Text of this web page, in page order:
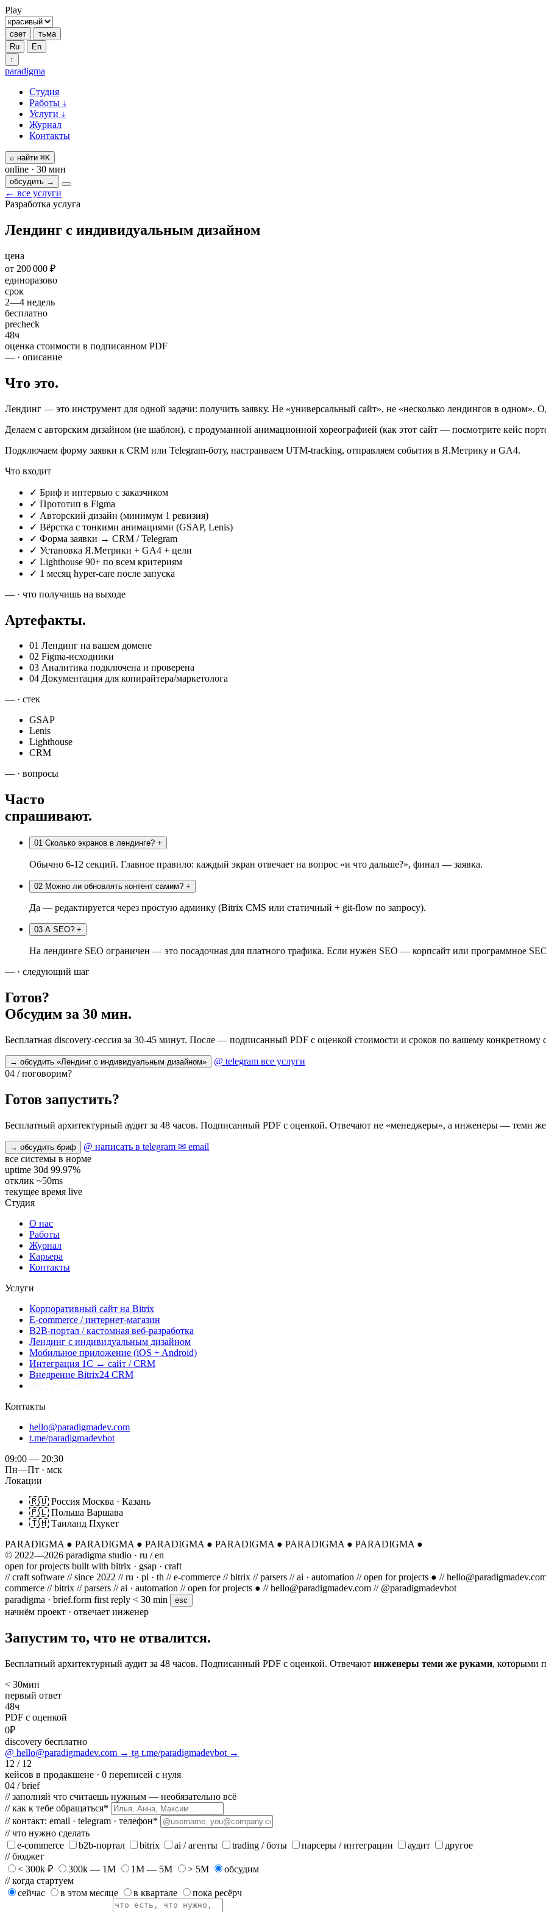
Play
свет
тьма
Ru
En
↑
paradigma
Студия
Работы ↓
Услуги ↓
Журнал
Контакты
⌕ найти ⌘K
online · 30 мин
обсудить →
← все услуги
Разработка услуга
Лендинг с индивидуальным дизайном
цена
от 200 000 ₽
единоразово
срок
2—4 недель
бесплатно
precheck
48ч
оценка стоимости в подписанном PDF
— · описание
Что это.
Лендинг — это инструмент для одной задачи: получить заявку. Не «универсальный сайт», не «несколько лендингов в одном».
Делаем с авторским дизайном (не шаблон), с продуманной анимационной хореографией (как этот сайт — посмотрите кейс
Подключаем форму заявки к CRM или Telegram-боту, настраиваем UTM-tracking, отправляем события в Я.Метрику и GA4.
Что входит
✓ Бриф и интервью с заказчиком
✓ Прототип в Figma
✓ Авторский дизайн (минимум 1 ревизия)
✓ Вёрстка с тонкими анимациями (GSAP, Lenis)
✓ Форма заявки → CRM / Telegram
✓ Установка Я.Метрики + GA4 + цели
✓ Lighthouse 90+ по всем критериям
✓ 1 месяц hyper-care после запуска
— · что получишь на выходе
Артефакты.
01 Лендинг на вашем домене
02 Figma-исходники
03 Аналитика подключена и проверена
04 Документация для копирайтера/маркетолога
— · стек
GSAP
Lenis
Lighthouse
CRM
— · вопросы
Часто
спрашивают.
01 Сколько экранов в лендинге? +
Обычно 6-12 секций. Главное правило: каждый экран отвечает на вопрос «и что дальше?», финал — заявка.
02 Можно ли обновлять контент самим? +
Да — редактируется через простую админку (Bitrix CMS или статичный + git-flow по запросу).
03 А SEO? +
На лендинге SEO ограничен — это посадочная для платного трафика. Если нужен SEO — корпсайт или программное
— · следующий шаг
Готов?
Обсудим за 30 мин.
Бесплатная discovery-сессия за 30-45 минут. После — подписанный PDF с оценкой стоимости и сроков по вашему конкретному
→ обсудить «Лендинг с индивидуальным дизайном» @ telegram все услуги
04 / поговорим?
Готов запустить?
Бесплатный архитектурный аудит за 48 часов. Подписанный PDF с оценкой. Отвечают не «менеджеры», а инженеры — теми
→ обсудить бриф @ написать в telegram ✉ email
все системы в норме
uptime 30d 99.97%
отклик ~50ms
текущее время live
Студия
О нас
Работы
Журнал
Карьера
Контакты
Услуги
Корпоративный сайт на Bitrix
E-commerce / интернет-магазин
B2B-портал / кастомная веб-разработка
Лендинг с индивидуальным дизайном
Мобильное приложение (iOS + Android)
Интеграция 1С ↔ сайт / CRM
Внедрение Bitrix24 CRM
Контакты
hello@paradigmadev.com
t.me/paradigmadevbot
09:00 — 20:30
Пн—Пт · мск
Локации
🇷🇺 Россия Москва · Казань
🇵🇱 Польша Варшава
🇹🇭 Таиланд Пхукет
PARADIGMA ● PARADIGMA ● PARADIGMA ● PARADIGMA ● PARADIGMA ● PARADIGMA ●
© 2022—2026 paradigma studio · ru / en
open for projects built with bitrix · gsap · craft
// craft software // since 2022 // ru · pl · th // e-commerce // bitrix // parsers // ai · automation // open for projects ● //
commerce // bitrix // parsers // ai · automation // open for projects ● // hello@paradigmadev.com // @paradigmadevbot
paradigma · brief.form first reply < 30 min esc
начнём проект · отвечает инженер
Запустим то, что не отвалится.
Бесплатный архитектурный аудит за 48 часов. Подписанный PDF с оценкой. Отвечают инженеры теми же руками, которыми
< 30мин
первый ответ
48ч
PDF с оценкой
0₽
discovery бесплатно
@ hello@paradigmadev.com → tg t.me/paradigmadevbot →
12 / 12
кейсов в продакшене · 0 переписей с нуля
04 / brief
// заполняй что считаешь нужным — необязательно всё
// как к тебе обращаться*
// контакт: email · telegram · телефон*
// что нужно сделать
e-commerce
b2b-портал bitrix ai / агенты trading / боты парсеры / интеграции аудит
другое
// бюджет
< 300k ₽
300k — 1M 1M — 5M > 5M
обсудим
// когда стартуем
сейчас
в этом месяце в квартале пока ресёрч